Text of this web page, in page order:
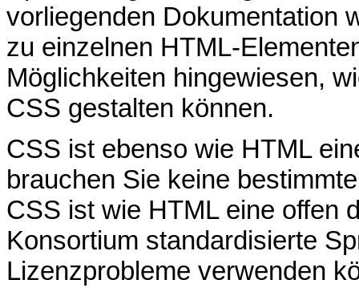
vorliegenden Dokumentation
zu einzelnen HTML-
Möglichkeiten hingewiesen,
CSS gestalten können.
CSS ist ebenso wie HTML
brauchen Sie keine
CSS ist wie HTML eine offen
Konsortium standardisierte
Lizenzprobleme verwenden